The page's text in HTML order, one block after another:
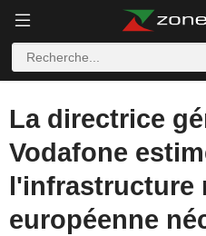
La directrice
Vodafone
l'infrastructure
européenne